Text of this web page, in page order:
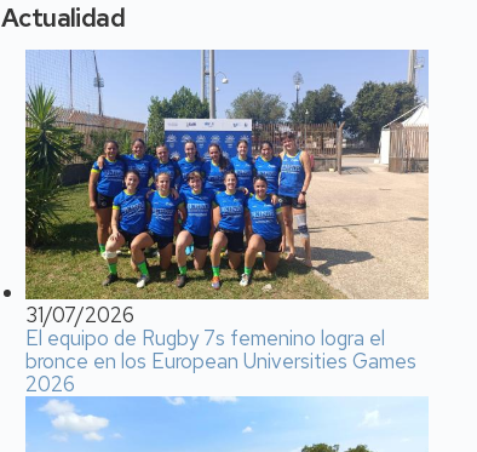
Actualidad
31/07/2026
El equipo de Rugby 7s femenino logra el
bronce en los European Universities Games
2026